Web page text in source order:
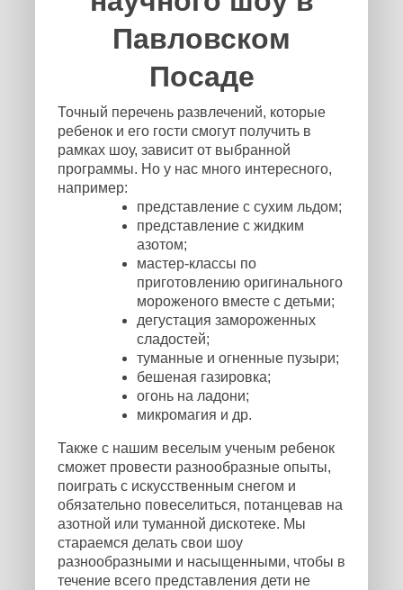
Павловском
Посаде
Точный перечень развлечений, которые
ребенок и его гости смогут получить в
рамках шоу, зависит от выбранной
программы. Но у нас много интересного,
например:
представление с сухим льдом;
представление с жидким
азотом;
мастер-классы по
приготовлению оригинального
мороженого вместе с детьми;
дегустация замороженных
сладостей;
туманные и огненные пузыри;
бешеная газировка;
огонь на ладони;
микромагия и др.
Также с нашим веселым ученым ребенок
сможет провести разнообразные опыты,
поиграть с искусственным снегом и
обязательно повеселиться, потанцевав на
азотной или туманной дискотеке. Мы
стараемся делать свои шоу
разнообразными и насыщенными, чтобы в
течение всего представления дети не